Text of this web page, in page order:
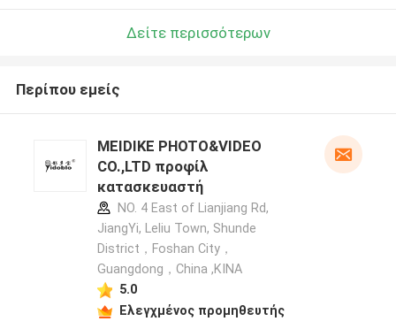
Δείτε περισσότερων
Περίπου εμείς
MEIDIKE PHOTO&VIDEO
CO.,LTD προφίλ
κατασκευαστή
NO. 4 East of Lianjiang Rd,
JiangYi, Leliu Town, Shunde
District，Foshan City，
Guangdong，China ,ΚΙΝΑ
5.0
Ελεγχμένος προμηθευτής